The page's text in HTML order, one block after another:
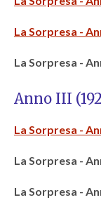
La Sorpresa -
La Sorpresa -
Anno III
La Sorpresa -
La Sorpresa -
La Sorpresa -